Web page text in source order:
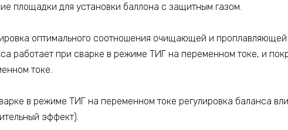
площадки для установки баллона с защитным газом.
оптимального соотношения очищающей и проплавляющей
работает при сварке в режиме ТИГ на переменном токе, и
токе.
в режиме ТИГ на переменном токе регулировка баланса
эффект).